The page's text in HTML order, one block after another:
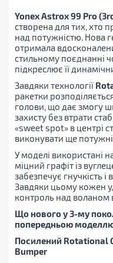
Yonex Astrox 99 Pro
створена для тих, хто
над потужністю. Нова
отримала
стильному поєднанні
підкреслює її
Завдяки технології
ракетки
голови, що дає змогу
захисту без втрати
«sweet spot» в центрі
виконувати ще
У моделі використані
міцний графіт із
забезпечує гнучкість і
Завдяки цьому кожен
контроль над воланом
Що нового у 3-му
попередньою
Посилений Rotational
Bumper